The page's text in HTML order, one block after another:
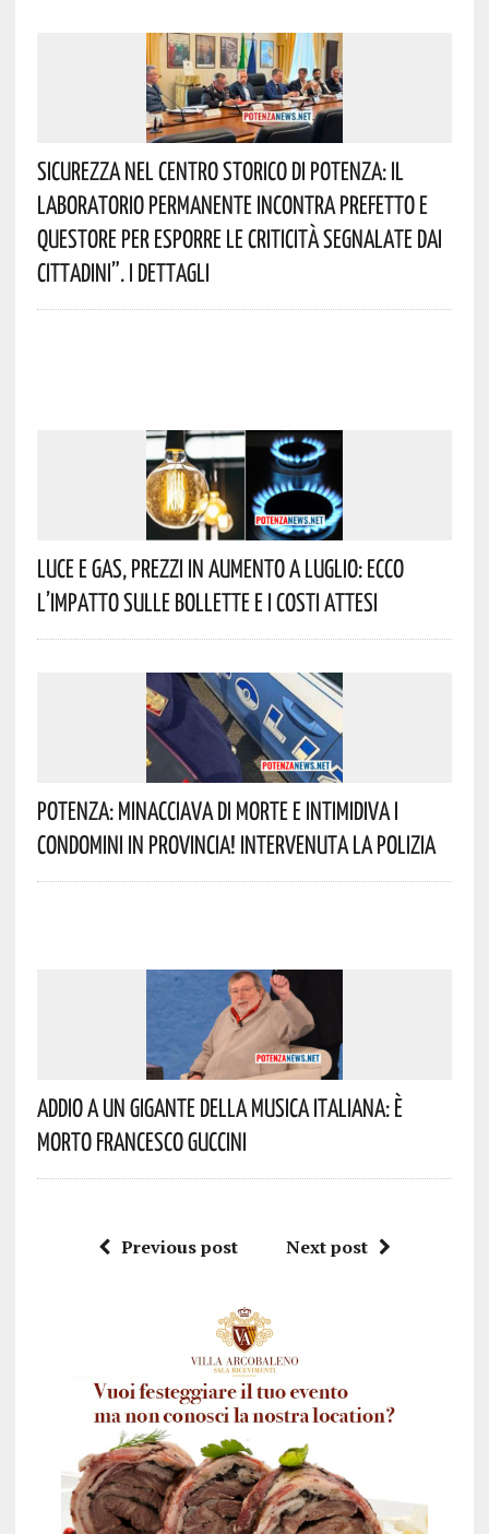
Sicurezza Nel Centro Storico Di Potenza: Il
Laboratorio Permanente Incontra Prefetto E
Questore Per Esporre Le Criticità Segnalate Dai
Cittadini”. I Dettagli
Luce E Gas, Prezzi In Aumento A Luglio: Ecco
L’impatto Sulle Bollette E I Costi Attesi
Potenza: Minacciava Di Morte E Intimidiva I
Condomini In Provincia! Intervenuta La Polizia
Addio A Un Gigante Della Musica Italiana: È
Morto Francesco Guccini
Previous post Next post